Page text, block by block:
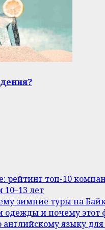
рейтинг топ-10
лет
зимние туры на
и почему этот
языку